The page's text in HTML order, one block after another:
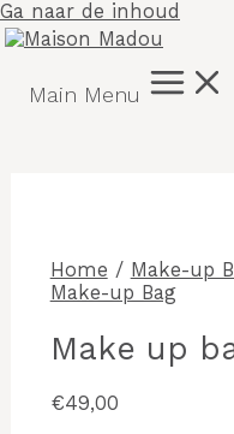
Ga naar de inhoud
Main Menu
Home / Make-up
Make-up Bag
Make up
€49,00